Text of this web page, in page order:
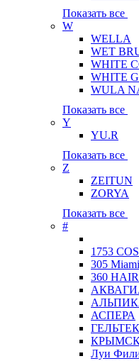
Показать все
W
WELLA
WET
WHITE
WHITE
WULA
Показать все
Y
YU.R
Показать все
Z
ZEITUN
ZORYA
Показать все
#
1753
305
360
АСПЕРА
ГЕЛЬТЕК
Луи